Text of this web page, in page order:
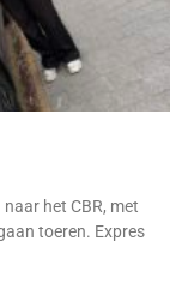
het CBR, met
toeren. Expres